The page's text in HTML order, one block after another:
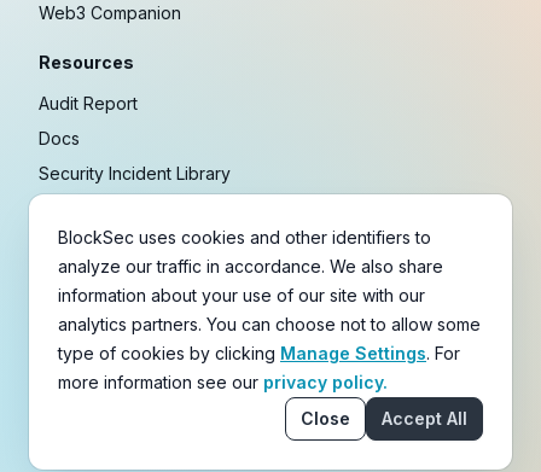
Web3 Companion
Resources
Audit Report
Docs
Security Incident Library
Research
Guides
Crypto Payment Playbook
Copyright © 2021-2026BlockSec
Terms & Policies & Disclaimer
TelegramYouTubeLinkedinGitHub
BlockSec uses cookies and other identifiers to
analyze our traffic in accordance. We also share
information about your use of our site with our
analytics partners. You can choose not to allow some
type of cookies by clicking Manage Settings. For
more information see our privacy policy.
Close
Accept All